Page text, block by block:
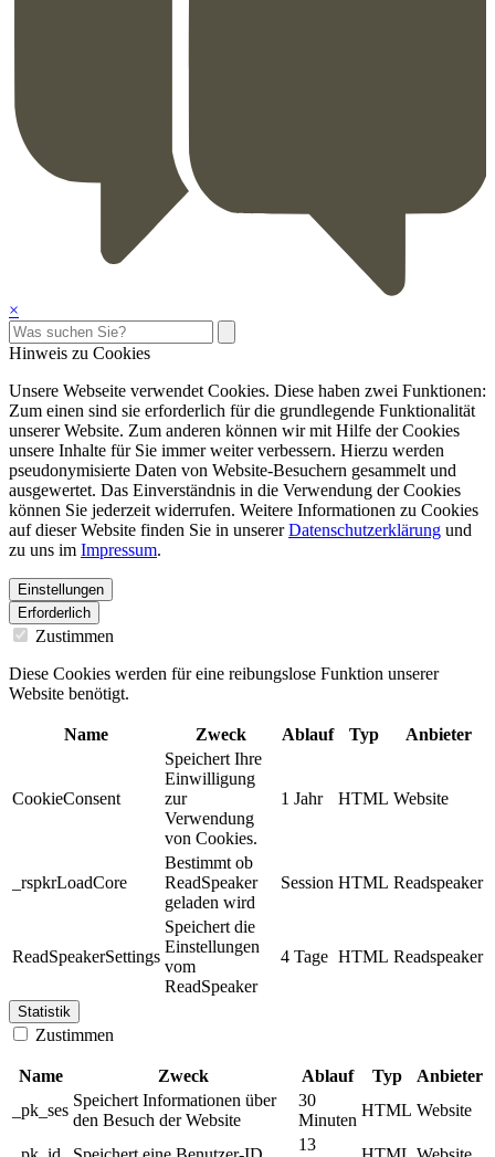
×
Hinweis zu Cookies
Unsere Webseite verwendet Cookies. Diese haben zwei Funktionen:
Zum einen sind sie erforderlich für die grundlegende Funktionalität
unserer Website. Zum anderen können wir mit Hilfe der Cookies
unsere Inhalte für Sie immer weiter verbessern. Hierzu werden
pseudonymisierte Daten von Website-Besuchern gesammelt und
ausgewertet. Das Einverständnis in die Verwendung der Cookies
können Sie jederzeit widerrufen. Weitere Informationen zu Cookies
auf dieser Website finden Sie in unsererDatenschutzerklärung und
zu uns im Impressum.
Einstellungen
Erforderlich
Zustimmen
Diese Cookies werden für eine reibungslose Funktion unserer
Website benötigt.
Name Zweck Ablauf Typ Anbieter
CookieConsent
Speichert Ihre
Einwilligung
zur
Verwendung
von Cookies.
1 Jahr HTML Website
_rspkrLoadCore
Bestimmt ob
ReadSpeaker
geladen wird
Session HTML Readspeaker
ReadSpeakerSettings
Speichert die
Einstellungen
vom
ReadSpeaker
4 Tage HTML Readspeaker
Statistik
Zustimmen
Name Zweck Ablauf Typ
Anbieter
_pk_ses
Speichert Informationen über
den Besuch der Website
30
Minuten
HTML Website
13